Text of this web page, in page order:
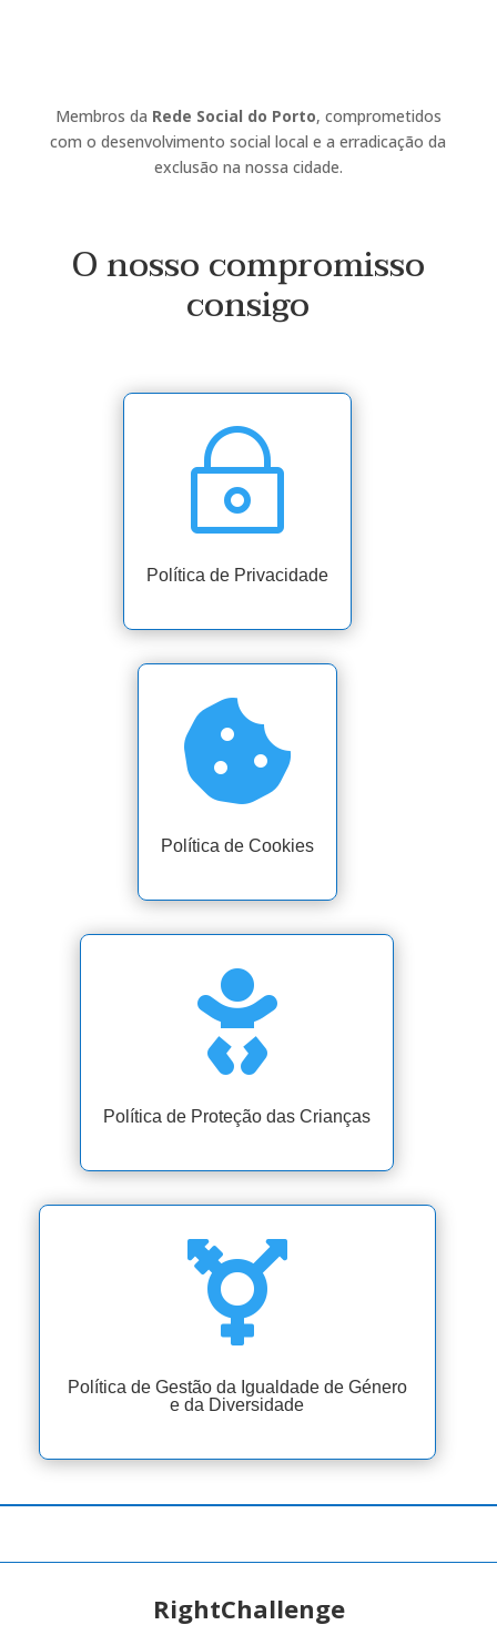
Membros da Rede Social do Porto, comprometidos
com o desenvolvimento social local e a erradicação da
exclusão na nossa cidade.
O nosso compromisso
consigo
~
Política de Privacidade

Política de Cookies

Política de Proteção das Crianças

Política de Gestão da Igualdade de Género
e da Diversidade
RightChallenge